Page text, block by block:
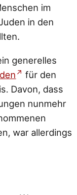
im
in den
generelles
für den
Davon, dass
nunmehr
war allerdings